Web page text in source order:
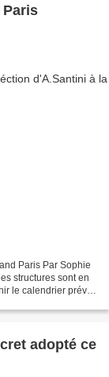
Paris
Paris Par Sophie
structures sont en
le calendrier prévu.
adopté ce